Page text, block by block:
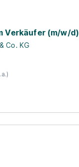
Verkäufer (m/w/d)
Co. KG